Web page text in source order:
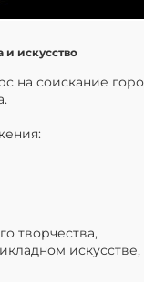
и искусство
на соискание
творчества,
искусстве,